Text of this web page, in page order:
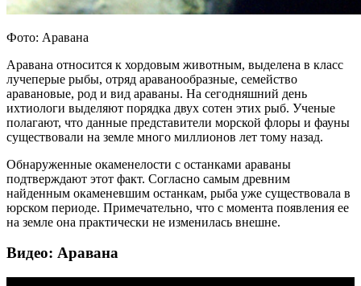
Фото: Аравана
Аравана относится к хордовым животным, выделена в класс
лучеперые рыбы, отряд араванообразные, семейство
аравановые, род и вид араваны. На сегодняшний день
ихтиологи выделяют порядка двух сотен этих рыб. Ученые
полагают, что данные представители морской флоры и фауны
существовали на земле много миллионов лет тому назад.
Обнаруженные окаменелости с останками араваны
подтверждают этот факт. Согласно самым древним
найденным окаменевшим останкам, рыба уже существовала в
юрском периоде. Примечательно, что с момента появления ее
на земле она практически не изменилась внешне.
Видео: Аравана